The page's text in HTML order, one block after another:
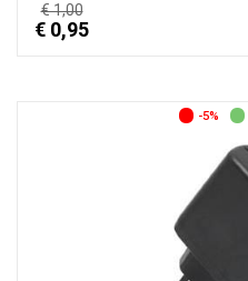
€ 1,00
€ 0,95
-5%